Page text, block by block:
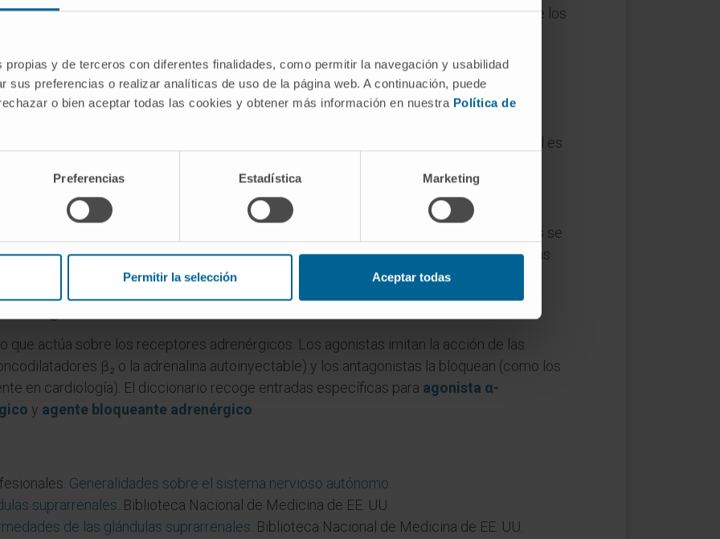
propias y de terceros con diferentes finalidades, como permitir la navegación y usabilidad
sus preferencias o realizar analíticas de uso de la página web. A continuación, puede
o bien aceptar todas las cookies y obtener más información en nuestra Política de
Preferencias Estadística Marketing
Permitir la selección Aceptar todas
en elsistema nervioso autónomo, con efectos frecuentemente opuestos sobre los
adrenérgico?
), que significa trabajo o actividad. Su sentido literal es
actividad depende de la adrenalina».
sinónimos?
de la transmisión simpática posganglionar es adrenérgica, y por eso ambos términos se
textos. Hay excepciones: las fibras simpáticas que inervan las glándulas sudoríparas
de modo quesimpáticoes un concepto más amplio.
que actúa sobre los receptores adrenérgicos. Los agonistas imitan la acción de las
β₂ o la adrenalina autoinyectable) y los antagonistas la bloquean (como los
en cardiología). El diccionario recoge entradas específicas para agonista α-
y agente bloqueante adrenérgico
Generalidades sobre el sistema nervioso autónomo
suprarrenales . Biblioteca Nacional de Medicina de EE. UU.
de las glándulas suprarrenales . Biblioteca Nacional de Medicina de EE. UU.